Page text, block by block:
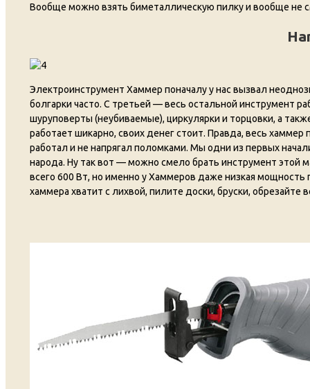
Вообще можно взять биметаллическую пилку и вообще не
Электроинструмент Хаммер поначалу у нас вызвал
болгарки часто. С третьей — весь остальной инструмент
шуруповерты (неубиваемые), циркулярки и торцовки, а
работает шикарно, своих денег стоит. Правда, весь
работал и не напрягал поломками. Мы одни из первых
народа. Ну так вот — можно смело брать инструмент этой
всего 600 Вт, но именно у Хаммеров даже низкая
хаммера хватит с лихвой, пилите доски, бруски,